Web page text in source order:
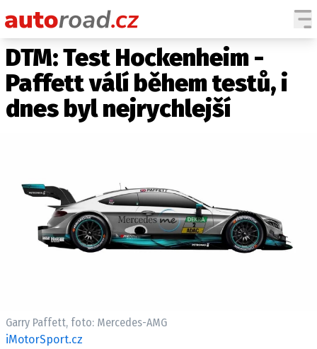
AUTA
TESTY AUT
NOVINKY
ZAJÍMAVOSTI
TECHNIKA
EKONOMIKA
ELEKTRO
DTM: Test Hockenheim -
Paffett válí během testů, i
dnes byl nejrychlejší
Garry Paffett, foto: Mercedes-AMG
iMotorSport.cz